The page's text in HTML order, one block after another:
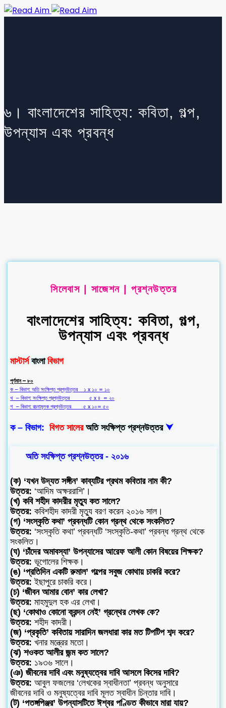
Read Aim
৬। বাংলাদেশের সাহিত্য: কবিতা, গল্প,
উপন্যাস এবং প্রবন্ধ
সিলেবাস | সাজেশন | প্রশ্নউত্তর
বাংলাদেশের সাহিত্য: কবিতা, গল্প,
উপন্যাস এবং প্রবন্ধ
মাস্টার্সবাংলাবিভাগ
পূর্ণমান – ৮০
ক – বিভাগ: অতি সংক্ষিপ্ত প্রশ্নউত্তর ১ x ১০ = ১০
খ – বিভাগ: সংক্ষিপ্ত প্রশ্নউত্তর ৫ x ৪ = ২০
গ – বিভাগ: রচনামূলক প্রশ্নউত্তর ৫ x ১০= ৫০
ক – বিভাগ: বিগত সালের অতি সংক্ষিপ্ত প্রশ্নউত্তর ⮟
অতি সংক্ষিপ্ত প্রশ্নউত্তর - ২০১৬
(ক) ‘যখন উদ্যত সঙ্গীন’ কাব্যটির প্রথম কবিতার নাম কী?
উত্তর: ‘আদিম অক্ষররাশি’।
(খ) কবি শহীদ কাদরীর মৃত্যু কত সালে?
উত্তর: কবিশহীদ কাদরী মৃত্যু বরণ করেন ২০১৬ সাল।
(গ) ‘সংস্কৃতি কথা’ প্রবন্ধটি কোন গ্রন্থ থেকে সংকলিত?
উত্তর: ‘সংস্কৃতি কথা’ প্রবন্ধটি ‘সংস্কৃতি-কথা’ প্রবন্ধ গ্রন্থ থেকে
সংকলিত।
(ঘ) ‘চাঁদের অমাবস্যা’ উপন্যাসের আরেফ আলী কোন বিষয়ের শিক্ষক?
উত্তর: ভূগোলের শিক্ষক।
(ঙ) ‘প্রতিদিন একটি রুমাল’ গল্পের সবুজ কোথায় চাকরি করে?
উত্তর: ইছাপুরে চাকরি করে।
(চ) ‘জীবন আমার বোন’ কার লেখা?
উত্তর: মাহমুদুল হক এর লেখা।
(ছ) ‘কোথাও কোনো ক্রন্দন নেই’ গ্রন্থের লেখক কে?
উত্তর: শহীদ কাদরী।
(জ) ‘প্রকৃতি’ কবিতায় সারাদিন জলধারা কার মত টিপটিপ শব্দ করে?
উত্তর: খনার মন্ত্রের মতো।
(ঝ) শওকত আলীর জন্ম কত সালে?
উত্তর: ১৯৩৬ সালে।
(ঞ) জীবনের দাবি এবং মনুষ্যত্বের দাবি আসলে কিসের দাবি?
উত্তর: আবুল ফজলের ‘লেখকের স্বাধীনতা’ প্রবন্ধ অনুসারে
জীবনের দাবি ও মনুষ্যত্বের দাবি মূলত স্বাধীন চিন্তার দাবি।
(ট) ‘পতঙ্গপিঞ্জর’ উপন্যাসটিতে ঈশ্বর পণ্ডিত কীভাবে মারা যায়?